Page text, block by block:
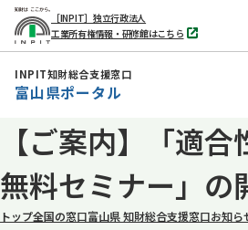
へ
移
［INPIT］独立行政法人
工業所有権情報・研修館はこちら
別
タ
INPIT知財総合支援窓口
富山県ポータル
【ご案内】「適
無料セミナー」の
トップ全国の窓口富山県 知財総合支援窓口お知ら